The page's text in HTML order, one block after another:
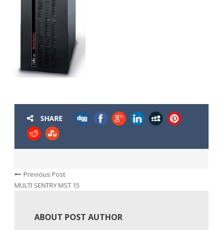
SHARE
Previous Post
MULTI SENTRY MST 15
ABOUT POST AUTHOR